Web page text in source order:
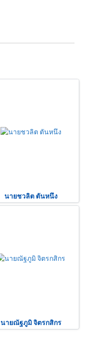
นายชวลิต ตันหนึง
นายณัฐภูมิ จิตรกสิกร